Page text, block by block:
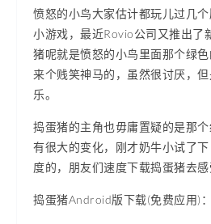
愤怒的小鸟大家估计都玩儿过几
小游戏，最近Rovio公司又推出了
猪呢就是愤怒的小鸟里面那个绿
来个贱笑神马的，虽然很讨厌，
乐。
捣蛋猪的主角也毋庸置疑的是那
有很大的变化，刚才奶牛小试了
度的，朋友们速度下载捣蛋猪去
捣蛋猪Android版下载(免费应用)：